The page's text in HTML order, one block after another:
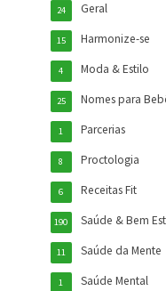
Geral
24
Harmonize-se
15
Moda & Estilo
4
Nomes para
25
Parcerias
1
Proctologia
8
Receitas Fit
6
Saúde & Bem
190
Saúde da Mente
11
Saúde Mental
1